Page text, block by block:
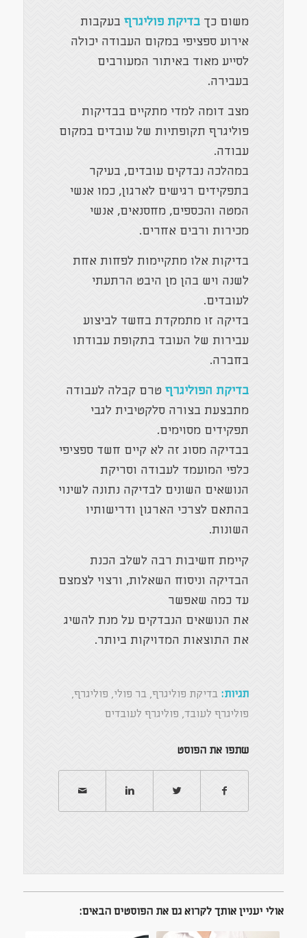
משום כך בדיקת פוליגרףבעקבות
אירוע ספציפי במקום העבודה יכולה
לסייע מאוד באיתור המעורבים
בעבירה.
מצב דומה למדי מתקיים בבדיקות
פוליגרף תקופתיות של עובדים במקום
עבודה.
במהלכה נבדקים עובדים, בעיקר
בתפקידים רגישים לארגון, כמו אנשי
המטה והכספים, מחסנאים, אנשי
מכירות ורבים אחרים.
בדיקות אלו מתקיימות לפחות אחת
לשנה ויש בהן מן היבט הרתעתי
לעובדים.
בדיקה זו מתמקדת בחשד לביצוע
עבירות של העובד בתקופת עבודתו
בחברה.
בדיקת הפוליגרףטרם קבלה לעבודה
מתבצעת בצורה סלקטיבית לגבי
תפקידים מסוימים.
בבדיקה מסוג זה לא קיים חשד ספציפי
כלפי המועמד לעבודה וסריקת
הנושאים השונים לבדיקה נתונה לשינוי
בהתאם לצרכי הארגון ודרישותיו
השונות.
קיימת חשיבות רבה לשלב הכנת
הבדיקה וניסוח השאלות, ורצוי לצמצם
עד כמה שאפשר
את הנושאים הנבדקים על מנת להשיג
את התוצאות המדויקות ביותר.
תגיות: בדיקת פוליגרף, בר פולי, פוליגרף,
פוליגרף לעובד, פוליגרף לעובדים
שתפו את הפוסט
אולי יעניין אותך לקרוא גם את הפוסטים הבאים: